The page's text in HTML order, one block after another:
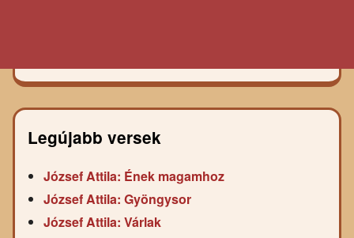
Legújabb versek
József Attila: Ének magamhoz
József Attila: Gyöngysor
József Attila: Várlak